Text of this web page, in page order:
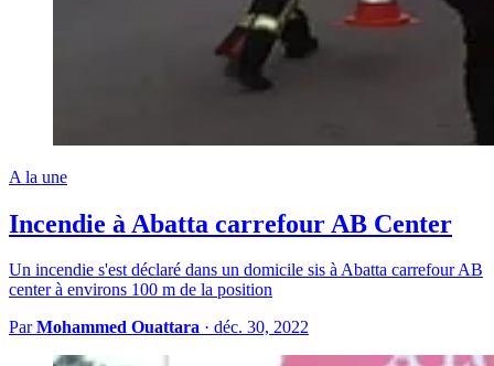
A la une
Incendie à Abatta carrefour AB Center
Un incendie s'est déclaré dans un domicile sis à Abatta carrefour AB
center à environs 100 m de la position
ParMohammed Ouattara · déc. 30, 2022